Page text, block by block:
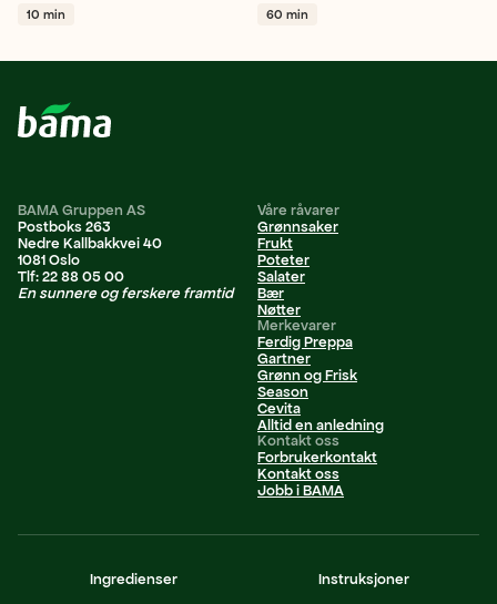
Ingredienser Instruksjoner
10 min 60 min
BAMA Gruppen AS
Postboks 263
Nedre Kallbakkvei 40
1081 Oslo
Tlf: 22 88 05 00
En sunnere og ferskere framtid
Våre råvarer
Grønnsaker
Frukt
Poteter
Salater
Bær
Nøtter
Merkevarer
Ferdig Preppa
Gartner
Grønn og Frisk
Season
Cevita
Alltid en anledning
Kontakt oss
Forbrukerkontakt
Kontakt oss
Jobb i BAMA
Personvernerklæring